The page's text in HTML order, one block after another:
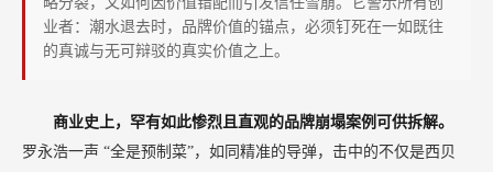
业者：潮水退去时，品牌价值的锚点，必须钉死在一如既往
的真诚与无可辩驳的真实价值之上。
商业史上，罕有如此惨烈且直观的品牌崩塌案例可供拆解。
罗永浩一声 “全是预制菜”，如同精准的导弹，击中的不仅是西贝